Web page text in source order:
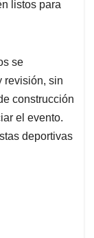
listos para
se
revisión, sin
construcción
el evento.
deportivas